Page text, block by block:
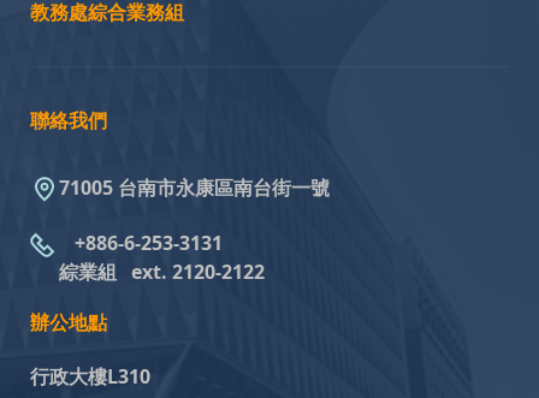
教務處綜合業務組
聯絡我們
71005 台南市永康區南台街一號
+886-6-253-3131
綜業組 ext. 2120-2122
辦公地點
行政大樓L310